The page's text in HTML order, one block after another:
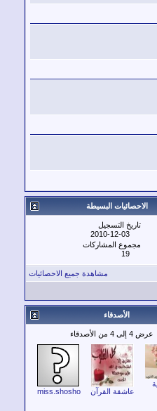
الاحصائيات البسيطة
تاريخ التسجيل
2010-12-03
مجموع المشاركات
19
مشاهدة جميع الاحصائيات
الأصدقاء
عرض 4 إلى 4 من الأصدقاء
عاشقة القرآن
miss.shosho